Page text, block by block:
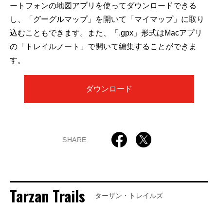
ートフォンの地図アプリを使ってダウンロードできる
し、「グーグルマップ」を開いて「マイマップ」に取り
込むこともできます。また、「.gpx」形式はMacアプリ
の「トレイルノート」で開いて編集することができま
す。
ダウンロード
SHARE
Tarzan Trails ターザン・トレイルズ